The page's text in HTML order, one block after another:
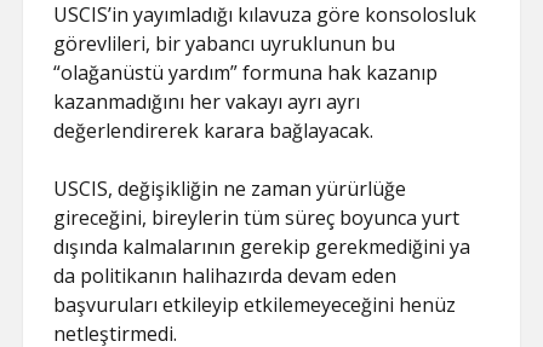
USCIS’in yayımladığı kılavuza göre konsolosluk
görevlileri, bir yabancı uyruklunun bu
“olağanüstü yardım” formuna hak kazanıp
kazanmadığını her vakayı ayrı ayrı
değerlendirerek karara bağlayacak.
USCIS, değişikliğin ne zaman yürürlüğe
gireceğini, bireylerin tüm süreç boyunca yurt
dışında kalmalarının gerekip gerekmediğini ya
da politikanın halihazırda devam eden
başvuruları etkileyip etkilemeyeceğini henüz
netleştirmedi.